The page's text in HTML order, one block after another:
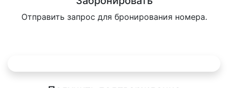
Отправить запрос для бронирования номера.